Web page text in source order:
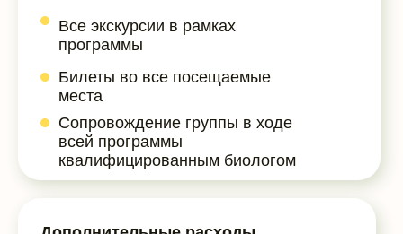
Все экскурсии в рамках
программы
Билеты во все посещаемые
места
Сопровождение группы в ходе
всей программы
квалифицированным биологом